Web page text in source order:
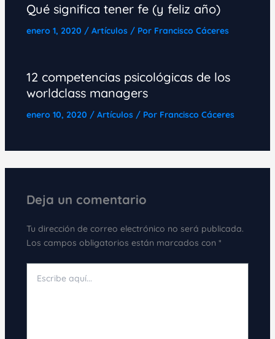
Qué significa tener fe (y feliz año)
enero 1, 2020 / Artículos/ Por Francisco Cáceres
12 competencias psicológicas de los
worldclass managers
enero 10, 2020 / Artículos/ Por Francisco Cáceres
Deja un comentario
Tu dirección de correo electrónico no será publicada.
Los campos obligatorios están marcados con *
aquí...